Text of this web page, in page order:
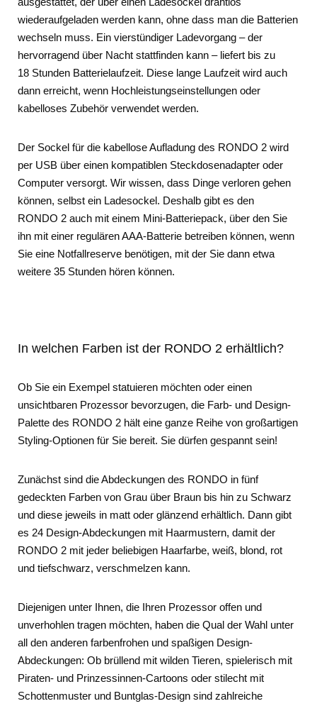
wiederaufgeladen werden kann, ohne dass man die Batterien
wechseln muss. Ein vierstündiger Ladevorgang – der
hervorragend über Nacht stattfinden kann – liefert bis zu
18 Stunden Batterielaufzeit. Diese lange Laufzeit wird auch
dann erreicht, wenn Hochleistungseinstellungen oder
kabelloses Zubehör verwendet werden.
Der Sockel für die kabellose Aufladung des RONDO 2 wird
per USB über einen kompatiblen Steckdosenadapter oder
Computer versorgt. Wir wissen, dass Dinge verloren gehen
können, selbst ein Ladesockel. Deshalb gibt es den
RONDO 2 auch mit einem Mini-Batteriepack, über den Sie
ihn mit einer regulären AAA-Batterie betreiben können, wenn
Sie eine Notfallreserve benötigen, mit der Sie dann etwa
weitere 35 Stunden hören können.
In welchen Farben ist der RONDO 2 erhältlich?
Ob Sie ein Exempel statuieren möchten oder einen
unsichtbaren Prozessor bevorzugen, die Farb- und Design-
Palette des RONDO 2 hält eine ganze Reihe von großartigen
Styling-Optionen für Sie bereit. Sie dürfen gespannt sein!
Zunächst sind die Abdeckungen des RONDO in fünf
gedeckten Farben von Grau über Braun bis hin zu Schwarz
und diese jeweils in matt oder glänzend erhältlich. Dann gibt
es 24 Design-Abdeckungen mit Haarmustern, damit der
RONDO 2 mit jeder beliebigen Haarfarbe, weiß, blond, rot
und tiefschwarz, verschmelzen kann.
Diejenigen unter Ihnen, die Ihren Prozessor offen und
unverhohlen tragen möchten, haben die Qual der Wahl unter
all den anderen farbenfrohen und spaßigen Design-
Abdeckungen: Ob brüllend mit wilden Tieren, spielerisch mit
Piraten- und Prinzessinnen-Cartoons oder stilecht mit
Schottenmuster und Buntglas-Design sind zahlreiche